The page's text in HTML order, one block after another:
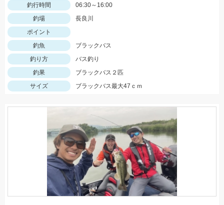
釣行時間
06:30～16:00
釣場
長良川
ポイント
釣魚
ブラックバス
釣り方
バス釣り
釣果
ブラックバス２匹
サイズ
ブラックバス最大47ｃｍ